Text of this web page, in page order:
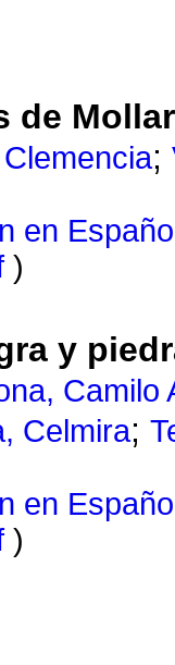
de
;
en
)
y
Camilo
Celmira;
en
)